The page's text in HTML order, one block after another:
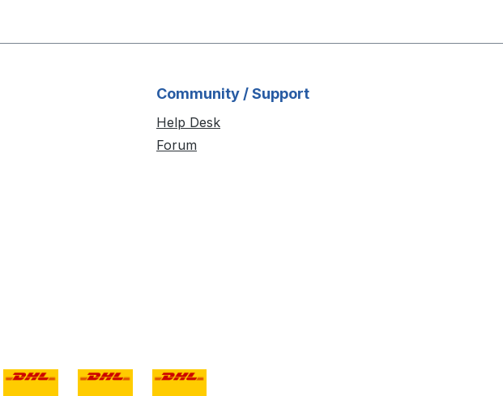
Community / Support
Help Desk
Forum